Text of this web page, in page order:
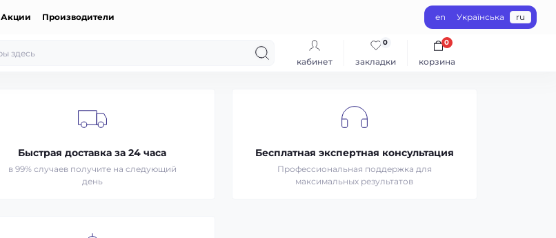
Акции Производители en Українська ru
кабинет закладки
0
корзина
0
Быстрая доставка за 24 часа
в 99% случаев получите на следующий
день
Бесплатная экспертная консультация
Профессиональная поддержка для
максимальных результатов